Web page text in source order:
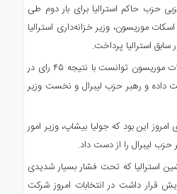
حزب حاکم استرالیا برای بار دوم طی
موریسون، وزیر خزانه‌داری استرالیا
سابق استرالیا پرداخت.
در جریان رای گیری امروز، اسکلات موریسون توانست با نتیجه ۴۵ رای در
شکست داده و رهبر حزب لیبرال و نخست وزیر
این بود که جولیا بیشاپ، وزیر امور
حزب لیبرال را از دست داد.
استرالیا که تحت فشار بسیار شدیدی
قرار داشت در انتخابات امروز شرکت